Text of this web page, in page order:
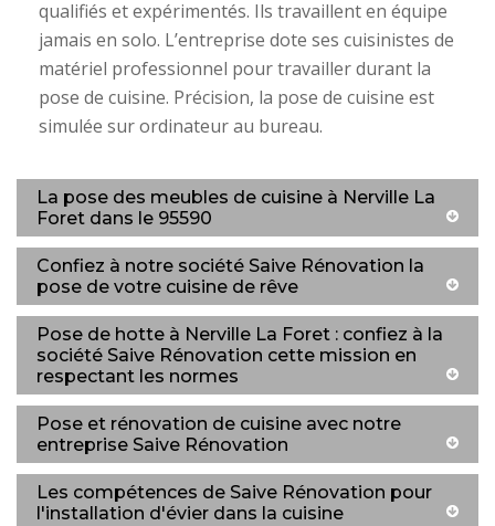
qualifiés et expérimentés. Ils travaillent en équipe
jamais en solo. L’entreprise dote ses cuisinistes de
matériel professionnel pour travailler durant la
pose de cuisine. Précision, la pose de cuisine est
simulée sur ordinateur au bureau.
La pose des meubles de cuisine à Nerville La
Foret dans le 95590
Confiez à notre société Saive Rénovation la
pose de votre cuisine de rêve
Pose de hotte à Nerville La Foret : confiez à la
société Saive Rénovation cette mission en
respectant les normes
Pose et rénovation de cuisine avec notre
entreprise Saive Rénovation
Les compétences de Saive Rénovation pour
l'installation d'évier dans la cuisine